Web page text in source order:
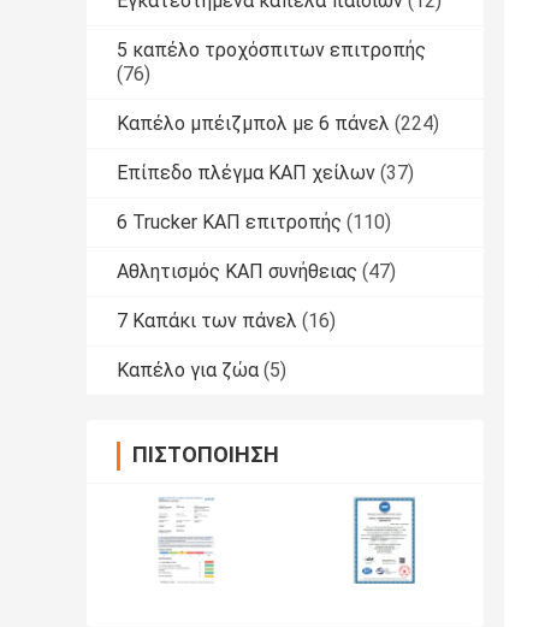
5 καπέλο τροχόσπιτων επιτροπής
(76)
Καπέλο μπέιζμπολ με 6 πάνελ (224)
Επίπεδο πλέγμα ΚΑΠ χείλων (37)
6 Trucker ΚΑΠ επιτροπής (110)
Αθλητισμός ΚΑΠ συνήθειας (47)
7 Καπάκι των πάνελ (16)
Καπέλο για ζώα (5)
ΠΙΣΤΟΠΟΊΗΣΗ